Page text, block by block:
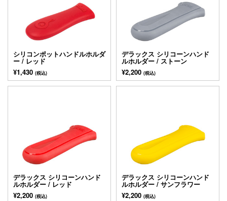
シリコンポットハンドルホルダ
ー / レッド
¥1,430 (税込)
デラックス シリコーンハンド
ルホルダー / ストーン
¥2,200 (税込)
デラックス シリコーンハンド
ルホルダー / レッド
¥2,200 (税込)
デラックス シリコーンハンド
ルホルダー / サンフラワー
¥2,200 (税込)